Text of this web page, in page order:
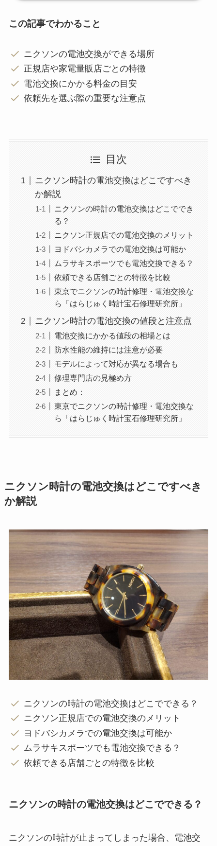
この記事でわかること
ニクソンの電池交換ができる場所
正規店や家電量販店ごとの特徴
電池交換にかかる料金の目安
依頼先を選ぶ際の重要な注意点
目次
ニクソン時計の電池交換はどこですべき
か解説
ニクソンの時計の電池交換はどこででき
る？
ニクソン正規店での電池交換のメリット
ヨドバシカメラでの電池交換は可能か
ムラサキスポーツでも電池交換できる？
依頼できる店舗ごとの特徴を比較
東京でニクソンの時計修理・電池交換な
ら「はらじゅく時計宝石修理研究所」
ニクソン時計の電池交換の値段と注意点
電池交換にかかる値段の相場とは
防水性能の維持には注意が必要
モデルによって対応が異なる場合も
修理専門店の見極め方
まとめ：
東京でニクソンの時計修理・電池交換な
ら「はらじゅく時計宝石修理研究所」
ニクソン時計の電池交換はどこですべき
か解説
ニクソンの時計の電池交換はどこでできる？
ニクソン正規店での電池交換のメリット
ヨドバシカメラでの電池交換は可能か
ムラサキスポーツでも電池交換できる？
依頼できる店舗ごとの特徴を比較
ニクソンの時計の電池交換はどこでできる？
ニクソンの時計が止まってしまった場合、電池交